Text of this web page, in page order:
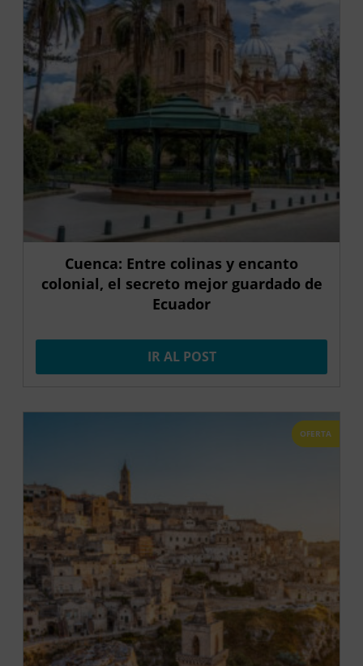
Cuenca: Entre colinas y encanto
colonial, el secreto mejor guardado de
Ecuador
IR AL POST
OFERTA